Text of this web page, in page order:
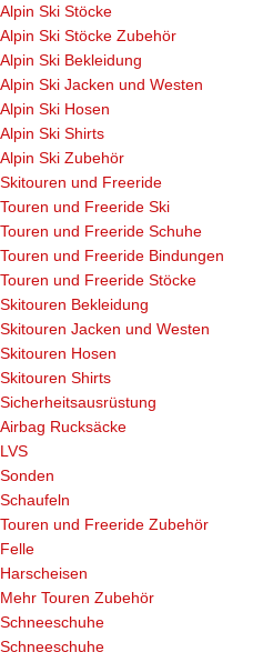
Alpin Ski Stöcke
Alpin Ski Stöcke Zubehör
Alpin Ski Bekleidung
Alpin Ski Jacken und Westen
Alpin Ski Hosen
Alpin Ski Shirts
Alpin Ski Zubehör
Skitouren und Freeride
Touren und Freeride Ski
Touren und Freeride Schuhe
Touren und Freeride Bindungen
Touren und Freeride Stöcke
Skitouren Bekleidung
Skitouren Jacken und Westen
Skitouren Hosen
Skitouren Shirts
Sicherheitsausrüstung
Airbag Rucksäcke
LVS
Sonden
Schaufeln
Touren und Freeride Zubehör
Felle
Harscheisen
Mehr Touren Zubehör
Schneeschuhe
Schneeschuhe